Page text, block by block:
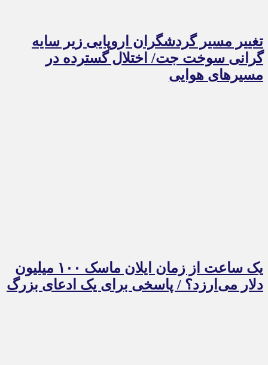
تغییر مسیر گردشگران اروپایی زیر سایه
گرانی سوخت جت/ اختلال گسترده در
مسیرهای هوایی
یک ساعت از زمان ایلان ماسک ۱۰۰ میلیون
دلار می‌ارزد؟ / پاسخی برای یک ادعای بزرگ